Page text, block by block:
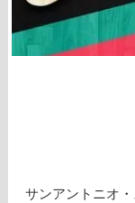
サンアントニオ